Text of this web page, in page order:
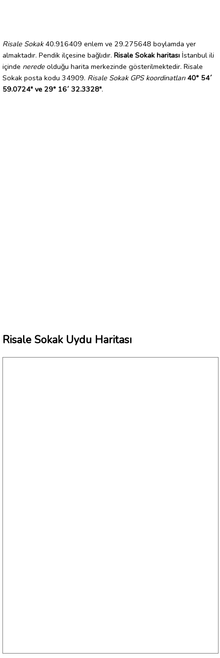
Risale Sokak40.916409 enlem ve 29.275648 boylamda yer
almaktadır. Pendik ilçesine bağlıdır. Risale Sokak haritası İstanbul ili
içinde nerede olduğu harita merkezinde gösterilmektedir. Risale
Sokak posta kodu 34909. Risale Sokak GPS koordinatları 40° 54´
59.0724" ve 29° 16´ 32.3328".
Risale Sokak Uydu Haritası